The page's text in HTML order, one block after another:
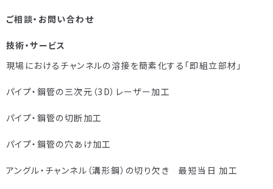
ご相談・お問い合わせ
技術・サービス
現場におけるチャンネルの溶接を簡素化する「即組立部材」
パイプ・鋼管の三次元（3D）レーザー加工
パイプ・鋼管の切断加工
パイプ・鋼管の穴あけ加工
アングル・チャンネル（溝形鋼）の切り欠き 最短当日 加工